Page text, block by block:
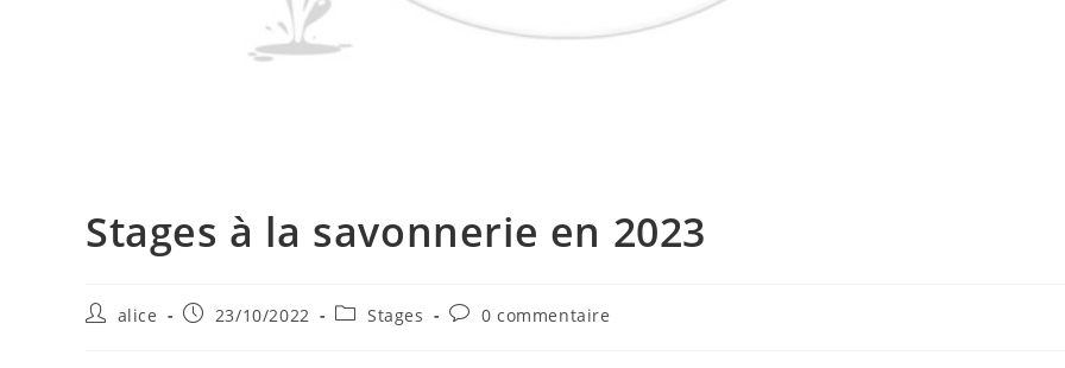
Stages à la savonnerie en 2023
Auteur/autrice
alice
Publication
23/10/2022
PostStages
Commentaires
0 commentaire